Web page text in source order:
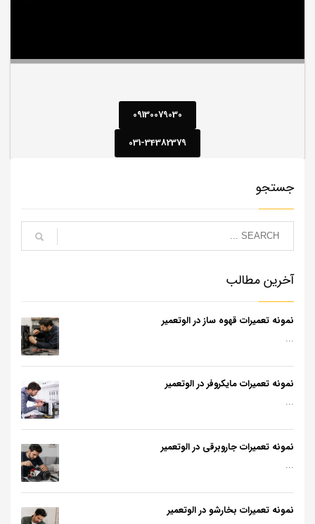
09130079030
031-34382379
جستجو
آخرین مطالب
نمونه تعمیرات قهوه ساز در الوتعمیر
...
نمونه تعمیرات مایکروفر در الوتعمیر
...
نمونه تعمیرات جاروبرقی در الوتعمیر
...
نمونه تعمیرات بخارشو در الوتعمیر